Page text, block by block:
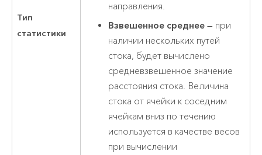
Тип
статистики
направления.
Взвешенное среднее — при
наличии нескольких путей
стока, будет вычислено
средневзвешенное значение
расстояния стока. Величина
стока от ячейки к соседним
ячейкам вниз по течению
используется в качестве весов
при вычислении